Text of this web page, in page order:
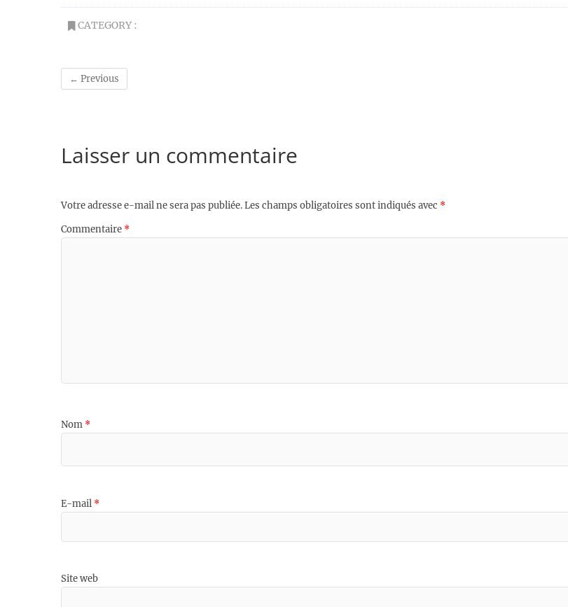
CATEGORY :
← Previous
Laisser un commentaire
Votre adresse e-mail ne sera pas publiée.Les champs obligatoires sont indiqués avec *
Commentaire *
Nom *
E-mail *
Site web